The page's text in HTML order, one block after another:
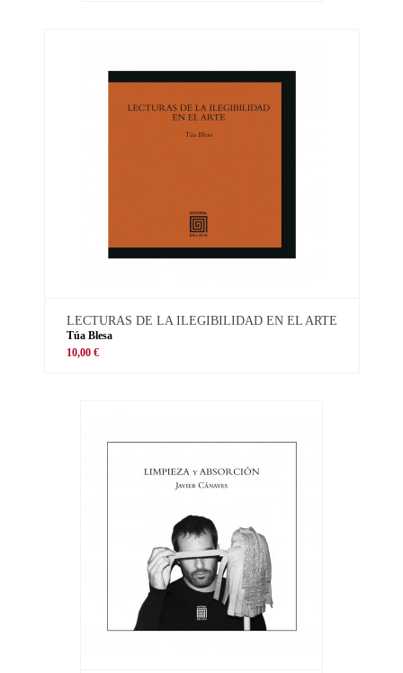
LECTURAS DE LA ILEGIBILIDAD EN EL ARTE
Túa Blesa
10,00 €